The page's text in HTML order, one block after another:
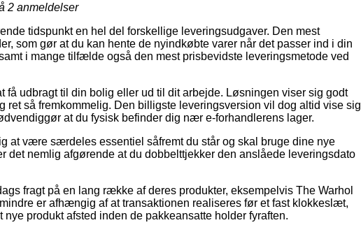
2 anmeldelser
tidspunkt en hel del forskellige leveringsudgaver. Den mest
som gør at du kan hente de nyindkøbte varer når det passer ind i din
i mange tilfælde også den mest prisbevidste leveringsmetode ved
udbragt til din bolig eller ud til dit arbejde. Løsningen viser sig godt
ret så fremkommelig. Den billigste leveringsversion vil dog altid vise sig
at du fysisk befinder dig nær e-forhandlerens lager.
at være særdeles essentiel såfremt du står og skal bruge dine nye
det nemlig afgørende at du dobbelttjekker den anslåede leveringsdato
fragt på en lang række af deres produkter, eksempelvis The Warhol
er afhængig af at transaktionen realiseres før et fast klokkeslæt,
produkt afsted inden de pakkeansatte holder fyraften.